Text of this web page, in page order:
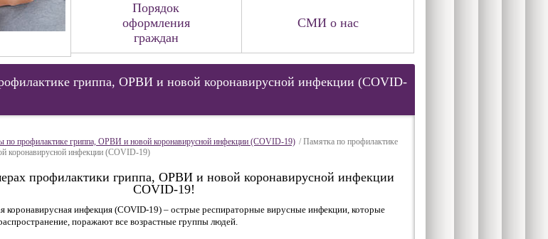
Порядок
оформления
граждан
СМИ о нас
гриппа, ОРВИ и новой коронавирусной инфекции (COVID-
по профилактике гриппа, ОРВИ и новой коронавирусной инфекции (COVID-19) / Памятка по профилактике
коронавирусной инфекции (COVID-19)
профилактики гриппа, ОРВИ и новой коронавирусной инфекции
COVID-19!
коронавирусная инфекция (COVID-19) – острые респираторные вирусные инфекции, которые
поражают все возрастные группы людей.